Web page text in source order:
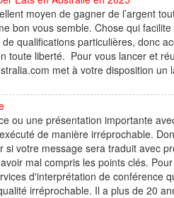
moyen de gagner de l’argent
bon vous semble. Chose qui
qualifications particulières, donc
toute liberté. Pour vous lancer et
met à votre disposition
ou une présentation importante
de manière irréprochable.
votre message sera traduit avec
mal compris les points clés.
d'interprétation de conférence
irréprochable. Il a plus de 20